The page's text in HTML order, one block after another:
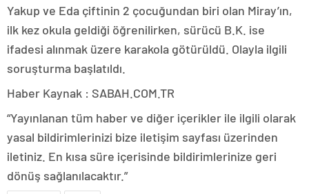
Yakup ve Eda çiftinin 2 çocuğundan biri olan Miray’ın,
ilk kez okula geldiği öğrenilirken, sürücü B.K. ise
ifadesi alınmak üzere karakola götürüldü. Olayla ilgili
soruşturma başlatıldı.
Haber Kaynak : SABAH.COM.TR
“Yayınlanan tüm haber ve diğer içerikler ile ilgili olarak
yasal bildirimlerinizi bize iletişim sayfası üzerinden
iletiniz. En kısa süre içerisinde bildirimlerinize geri
dönüş sağlanılacaktır.”